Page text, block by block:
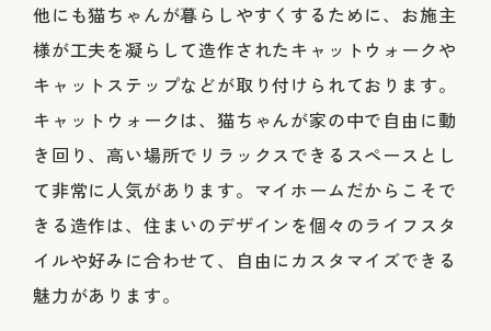
他にも猫ちゃんが暮らしやすくするために、お施主
様が工夫を凝らして造作されたキャットウォークや
キャットステップなどが取り付けられております。
キャットウォークは、猫ちゃんが家の中で自由に動
き回り、高い場所でリラックスできるスペースとし
て非常に人気があります。マイホームだからこそで
きる造作は、住まいのデザインを個々のライフスタ
イルや好みに合わせて、自由にカスタマイズできる
魅力があります。